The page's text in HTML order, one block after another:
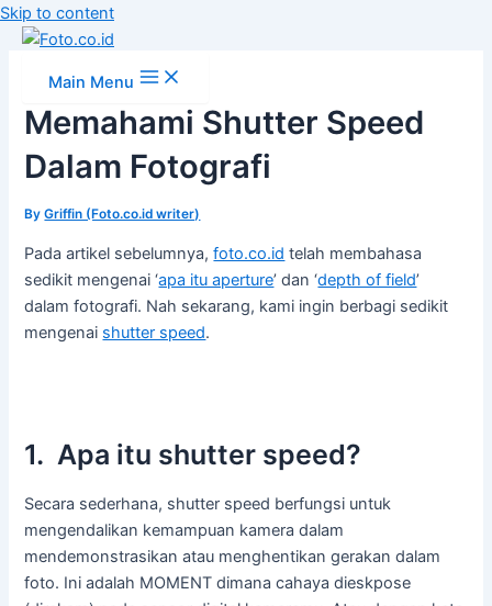
Skip to content
Main Menu
Memahami Shutter Speed
Dalam Fotografi
ByGriffin (Foto.co.id writer)
Pada artikel sebelumnya,foto.co.id telah membahasa
sedikit mengenai ‘apa itu aperture’ dan ‘depth of field’
dalam fotografi. Nah sekarang, kami ingin berbagi sedikit
mengenai shutter speed.
1. Apa itu shutter speed?
Secara sederhana, shutter speed berfungsi untuk
mengendalikan kemampuan kamera dalam
mendemonstrasikan atau menghentikan gerakan dalam
foto. Ini adalah MOMENT dimana cahaya dieskpose